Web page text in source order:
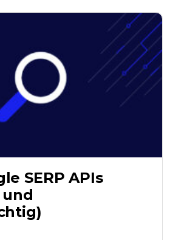
SERP APIs